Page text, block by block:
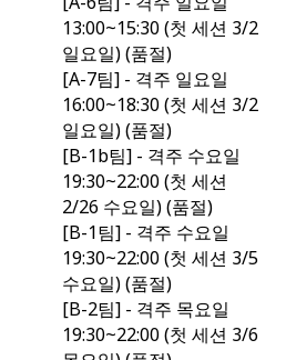
13:00~15:30 (첫 세션 3/2
일요일) (품절)
[A-7팀] - 격주 일요일
16:00~18:30 (첫 세션 3/2
일요일) (품절)
[B-1b팀] - 격주 수요일
19:30~22:00 (첫 세션
2/26 수요일) (품절)
[B-1팀] - 격주 수요일
19:30~22:00 (첫 세션 3/5
수요일) (품절)
[B-2팀] - 격주 목요일
19:30~22:00 (첫 세션 3/6